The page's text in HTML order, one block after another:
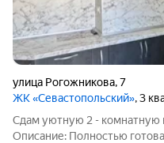
улица Рогожникова,7
ЖК «Севастопольский», 3
Сдам уютную 2 - комнатную
Описание: Полностью готова к проживанию хороший ремонт,